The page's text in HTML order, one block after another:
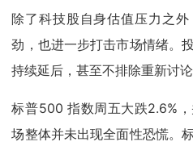
除了科技股自身估值压力之
劲，也进一步打击市场情绪。
持续延后，甚至不排除重新讨论
标普500 指数周五大跌2.6%
场整体并未出现全面性恐慌。